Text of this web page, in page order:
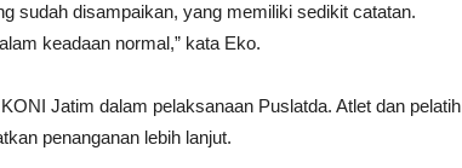
sudah disampaikan, yang memiliki sedikit catatan.
keadaan normal,” kata Eko.
Jatim dalam pelaksanaan Puslatda. Atlet dan pelatih
penanganan lebih lanjut.